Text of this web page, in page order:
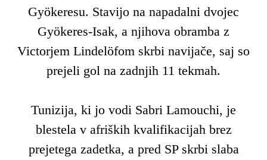
Gyökeresu. Stavijo na napadalni dvojec
Gyökeres-Isak, a njihova obramba z
Victorjem Lindelöfom skrbi navijače, saj so
prejeli gol na zadnjih 11 tekmah.
Tunizija, ki jo vodi Sabri Lamouchi, je
blestela v afriških kvalifikacijah brez
prejetega zadetka, a pred SP skrbi slaba